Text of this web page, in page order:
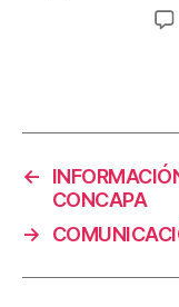
←
CONCAPA
→